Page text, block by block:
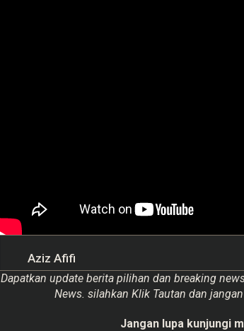
Aziz Afifi
Dapatkan update berita pilihan dan breaking
News. silahkan Klik Tautan dan
Jangan lupa kunjungi